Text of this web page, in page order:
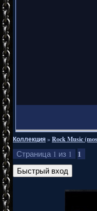
Коллекция»Rock Music
Страница 1 из 1 1